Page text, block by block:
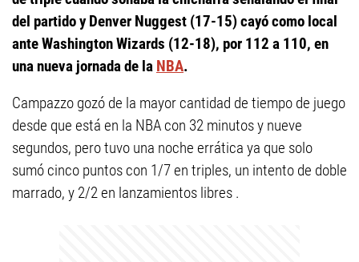
del partido y Denver Nuggest (17-15) cayó como local
ante Washington Wizards (12-18), por 112 a 110, en
una nueva jornada de la NBA.
Campazzo gozó de la mayor cantidad de tiempo de juego
desde que está en la NBA con 32 minutos y nueve
segundos, pero tuvo una noche errática ya que solo
sumó cinco puntos con 1/7 en triples, un intento de doble
marrado, y 2/2 en lanzamientos libres .